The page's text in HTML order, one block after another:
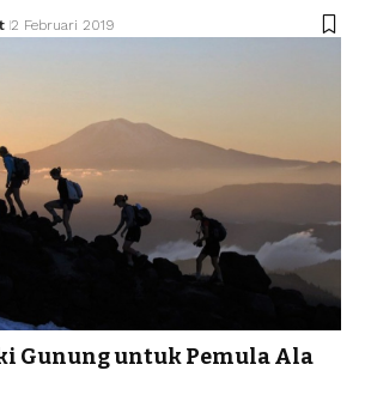
2 Februari 2019
Gunung untuk Pemula Ala